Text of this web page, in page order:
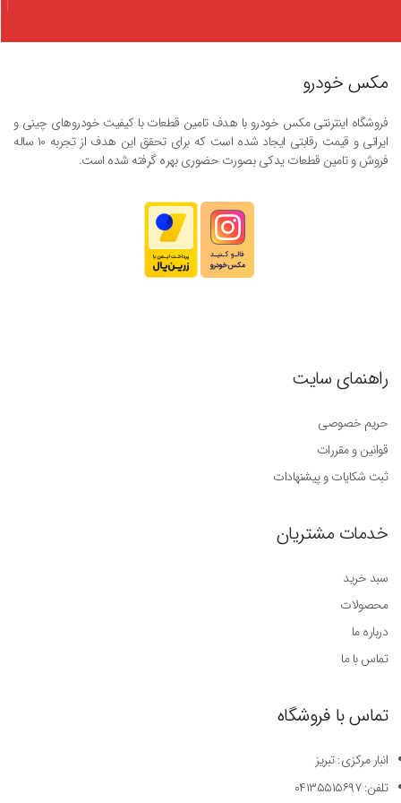
مکس خودرو
فروشگاه اینترنتی مکس خودرو با هدف تامین قطعات با کیفیت خودروهای چینی و
ایرانی و قیمت رقابتی ایجاد شده است که برای تحقق این هدف از تجربه ۱۰ ساله
فروش و تامین قطعات یدکی بصورت حضوری بهره گرفته شده است.
راهنمای سایت
حریم خصوصی
قوانین و مقررات
ثبت شکایات و پیشنهادات
خدمات مشتریان
سبد خرید
محصولات
درباره ما
تماس با ما
تماس با فروشگاه
انبار مرکزی: تبریز
تلفن: ۰۴۱۳۵۵۱۵۶۹۷